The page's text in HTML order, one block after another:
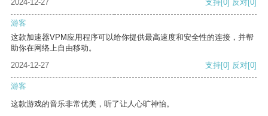
2024-12-27
支持[0] 反对[0]
游客
这款加速器VPM应用程序可以给你提供最高速度和安全性的连接，并帮
助你在网络上自由移动。
2024-12-27
支持[0] 反对[0]
游客
这款游戏的音乐非常优美，听了让人心旷神怡。